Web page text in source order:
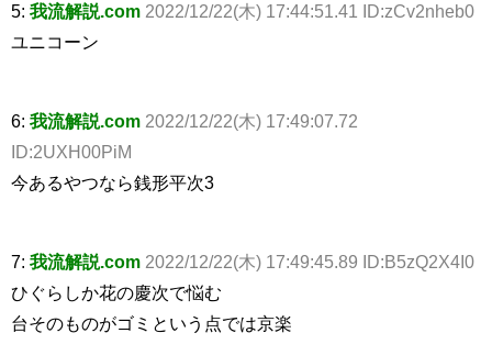
5: 我流解説.com 2022/12/22(木) 17:44:51.41 ID:zCv2nheb0
ユニコーン
6: 我流解説.com 2022/12/22(木) 17:49:07.72
ID:2UXH00PiM
今あるやつなら銭形平次3
7: 我流解説.com 2022/12/22(木) 17:49:45.89 ID:B5zQ2X4I0
ひぐらしか花の慶次で悩む
台そのものがゴミという点では京楽